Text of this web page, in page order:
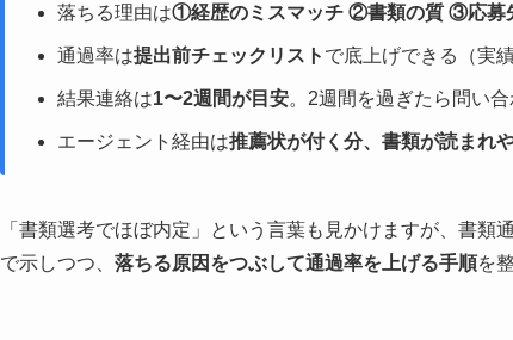
落ちる理由は①経歴のミスマッチ ②書類の質 ③応募
通過率は提出前チェックリスト で底上げできる（実
結果連絡は1〜2週間が目安。2週間を過ぎたら問い
エージェント経由は推薦状が付く分、書類が読まれ
「書類選考でほぼ内定」という言葉も見かけますが、書
で示しつつ、 落ちる原因をつぶして通過率を上げる手順を